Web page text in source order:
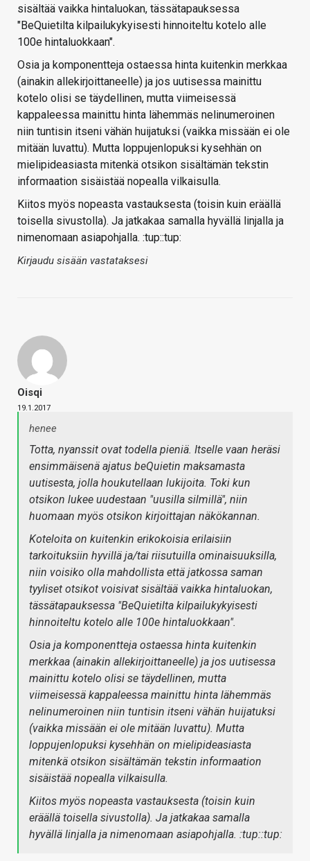
sisältää vaikka hintaluokan, tässätapauksessa
"BeQuietilta kilpailukykyisesti hinnoiteltu kotelo alle
100e hintaluokkaan".
Osia ja komponentteja ostaessa hinta kuitenkin merkkaa
(ainakin allekirjoittaneelle) ja jos uutisessa mainittu
kotelo olisi se täydellinen, mutta viimeisessä
kappaleessa mainittu hinta lähemmäs nelinumeroinen
niin tuntisin itseni vähän huijatuksi (vaikka missään ei ole
mitään luvattu). Mutta loppujenlopuksi kysehhän on
mielipideasiasta mitenkä otsikon sisältämän tekstin
informaation sisäistää nopealla vilkaisulla.
Kiitos myös nopeasta vastauksesta (toisin kuin eräällä
toisella sivustolla). Ja jatkakaa samalla hyvällä linjalla ja
nimenomaan asiapohjalla. :tup::tup:
Kirjaudu sisään vastataksesi
Oisqi
19.1.2017
henee
Totta, nyanssit ovat todella pieniä. Itselle vaan heräsi
ensimmäisenä ajatus beQuietin maksamasta
uutisesta, jolla houkutellaan lukijoita. Toki kun
otsikon lukee uudestaan "uusilla silmillä", niin
huomaan myös otsikon kirjoittajan näkökannan.
Koteloita on kuitenkin erikokoisia erilaisiin
tarkoituksiin hyvillä ja/tai riisutuilla ominaisuuksilla,
niin voisiko olla mahdollista että jatkossa saman
tyyliset otsikot voisivat sisältää vaikka hintaluokan,
tässätapauksessa "BeQuietilta kilpailukykyisesti
hinnoiteltu kotelo alle 100e hintaluokkaan".
Osia ja komponentteja ostaessa hinta kuitenkin
merkkaa (ainakin allekirjoittaneelle) ja jos uutisessa
mainittu kotelo olisi se täydellinen, mutta
viimeisessä kappaleessa mainittu hinta lähemmäs
nelinumeroinen niin tuntisin itseni vähän huijatuksi
(vaikka missään ei ole mitään luvattu). Mutta
loppujenlopuksi kysehhän on mielipideasiasta
mitenkä otsikon sisältämän tekstin informaation
sisäistää nopealla vilkaisulla.
Kiitos myös nopeasta vastauksesta (toisin kuin
eräällä toisella sivustolla). Ja jatkakaa samalla
hyvällä linjalla ja nimenomaan asiapohjalla. :tup::tup: